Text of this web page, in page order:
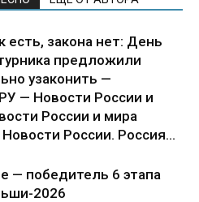
есть, закона нет: День
предложили
узаконить —
— Новости России и
России и мира
России. Россия...
— победитель 6 этапа
2026